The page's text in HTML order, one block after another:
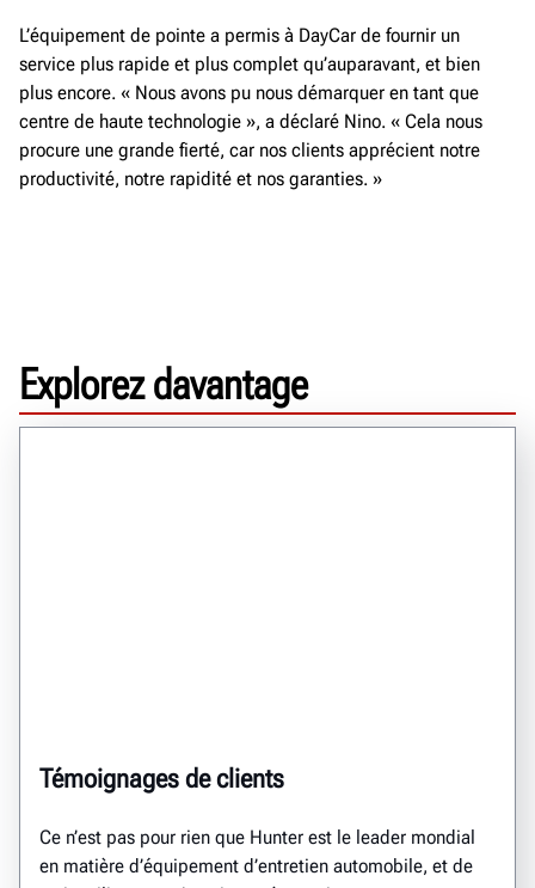
L’équipement de pointe a permis à DayCar de fournir un
service plus rapide et plus complet qu’auparavant, et bien
plus encore. « Nous avons pu nous démarquer en tant que
centre de haute technologie », a déclaré Nino. « Cela nous
procure une grande fierté, car nos clients apprécient notre
productivité, notre rapidité et nos garanties. »
Explorez davantage
Témoignages de clients
Ce n’est pas pour rien que Hunter est le leader mondial
en matière d’équipement d’entretien automobile, et de